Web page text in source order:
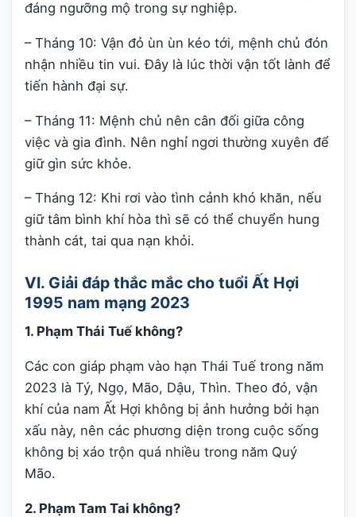
đáng ngưỡng mộ trong sự nghiệp.
– Tháng 10: Vận đỏ ùn ùn kéo tới, mệnh chủ đón
nhận nhiều tin vui. Đây là lúc thời vận tốt lành để
tiến hành đại sự.
– Tháng 11: Mệnh chủ nên cân đối giữa công
việc và gia đình. Nên nghỉ ngơi thường xuyên để
giữ gìn sức khỏe.
– Tháng 12: Khi rơi vào tình cảnh khó khăn, nếu
giữ tâm bình khí hòa thì sẽ có thể chuyển hung
thành cát, tai qua nạn khỏi.
VI. Giải đáp thắc mắc cho tuổi Ất Hợi
1995 nam mạng 2023
1. Phạm Thái Tuế không?
Các con giáp phạm vào hạn Thái Tuế trong năm
2023 là Tý, Ngọ, Mão, Dậu, Thìn. Theo đó, vận
khí của nam Ất Hợi không bị ảnh hưởng bởi hạn
xấu này, nên các phương diện trong cuộc sống
không bị xáo trộn quá nhiều trong năm Quý
Mão.
2. Phạm Tam Tai không?